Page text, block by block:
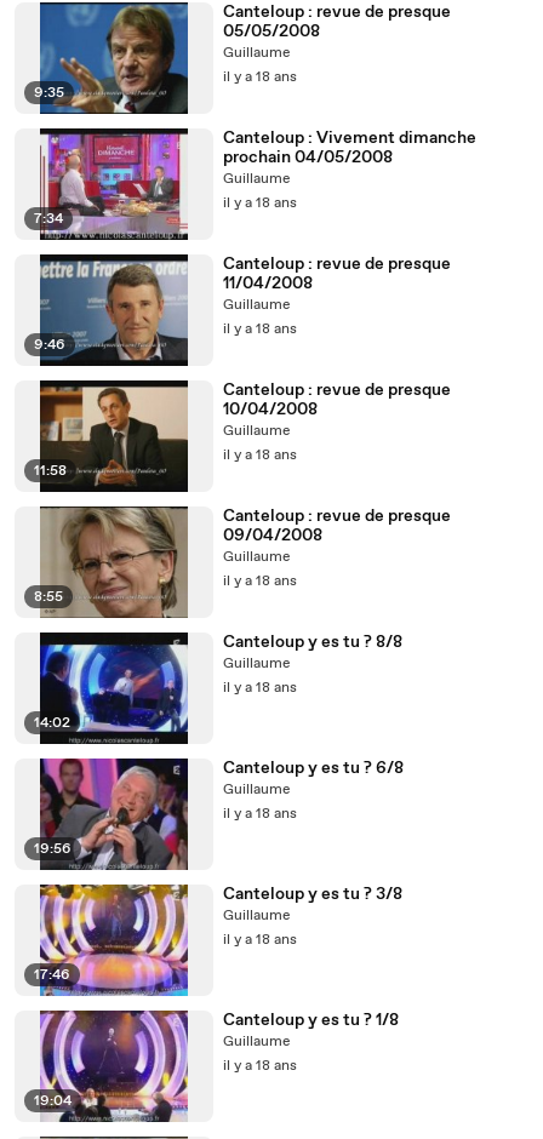
9:35
Canteloup : revue de presque
05/05/2008
Guillaume
il y a 18 ans
7:34
Canteloup : Vivement dimanche
prochain 04/05/2008
Guillaume
il y a 18 ans
9:46
Canteloup : revue de presque
11/04/2008
Guillaume
il y a 18 ans
11:58
Canteloup : revue de presque
10/04/2008
Guillaume
il y a 18 ans
8:55
Canteloup : revue de presque
09/04/2008
Guillaume
il y a 18 ans
14:02
Canteloup y es tu ? 8/8
Guillaume
il y a 18 ans
19:56
Canteloup y es tu ? 6/8
Guillaume
il y a 18 ans
17:46
Canteloup y es tu ? 3/8
Guillaume
il y a 18 ans
19:04
Canteloup y es tu ? 1/8
Guillaume
il y a 18 ans